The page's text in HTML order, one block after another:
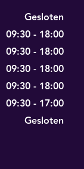
Gesloten
09:30 - 18:00
09:30 - 18:00
09:30 - 18:00
09:30 - 18:00
09:30 - 17:00
Gesloten